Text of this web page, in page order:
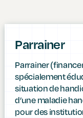
Parrainer
Parrainer
spécialement
situation de
d’une maladie
pour des